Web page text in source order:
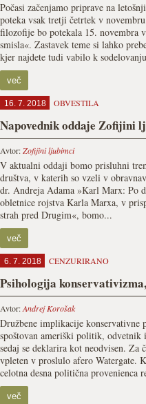
Počasi začenjamo priprave na
poteka vsak tretji četrtek v
filozofije bo potekala 15. novembra
smisla«. Zastavek teme si lahko
kjer najdete tudi vabilo k
več
16. 7. 2018 OBVESTILA
Napovednik oddaje Zofijini
Avtor:Zofijini ljubimci
V aktualni oddaji bomo prisluhni
društva, v katerih so vzeli v
dr. Andreja Adama »Karl Marx: Po
obletnice rojstva Karla Marxa, v
strah pred Drugim«, bomo...
več
6. 7. 2018 CENZURIRANO
Psihologija
Avtor:Andrej Korošak
Družbene implikacije konservativne
spoštovan ameriški politik,
sedaj se deklarira kot neodvisen.
vpleten v proslulo afero Watergate.
celotna desna politična provenienca
več